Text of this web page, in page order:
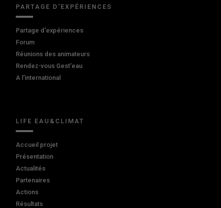
PARTAGE D'EXPÉRIENCES
Partage d'expériences
Forum
Réunions des animateurs
Rendez-vous Gest'eau
A l'international
LIFE EAU&CLIMAT
Accueil projet
Présentation
Actualités
Partenaires
Actions
Résultats